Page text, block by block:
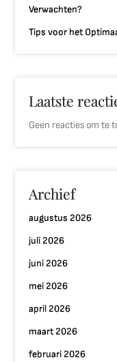
Verwachten?
Tips voor het
Laatste
Geen reacties om te
Archief
augustus 2026
juli 2026
juni 2026
mei 2026
april 2026
maart 2026
februari 2026